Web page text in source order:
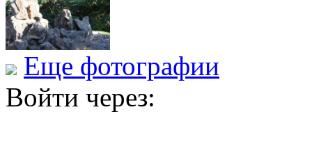
Еще фотографии
Войти через: